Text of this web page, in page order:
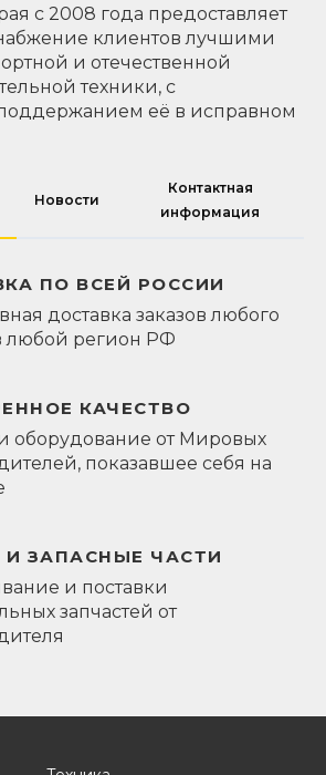
с 2008 года предоставляет
клиентов лучшими
и отечественной
техники, с
её в исправном
Новости
Контактная
информация
ПО ВСЕЙ РОССИИ
доставка заказов любого
любой регион РФ
КАЧЕСТВО
оборудование от Мировых
показавшее себя на
И ЗАПАСНЫЕ ЧАСТИ
и поставки
запчастей от